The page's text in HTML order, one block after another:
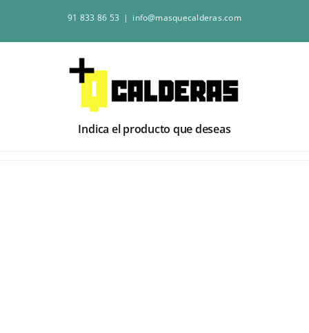
contenido
91 833 86 53 | info@masquecalderas.com
Indica el producto que deseas